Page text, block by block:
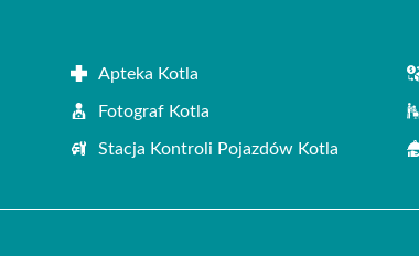
Apteka Kotla
Fotograf Kotla
Stacja Kontroli Pojazdów Kotla